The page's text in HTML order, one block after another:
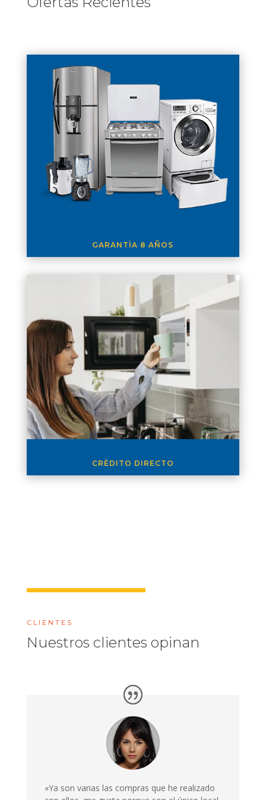
GARANTÌA 8 AÑOS
CRÈDITO DIRECTO
CLIENTES
Nuestros clientes opinan
«Ya son varias las compras que he realizado